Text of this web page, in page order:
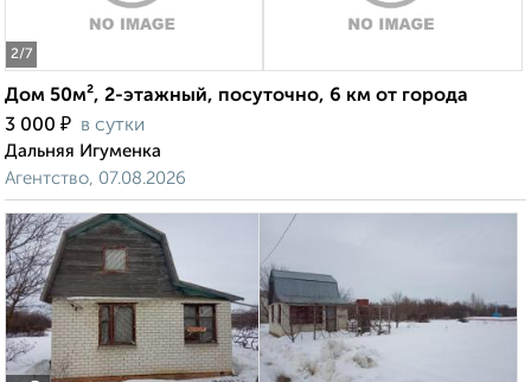
2/7
Дом 50м², 2-этажный, посуточно, 6 км от города
3 000 ₽ в сутки
Дальняя Игуменка
Агентство, 07.08.2026